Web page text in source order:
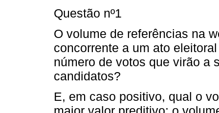
Questão nº1
O volume de referências na
concorrente a um ato
número de votos que virão a
candidatos?
E, em caso positivo, qual o